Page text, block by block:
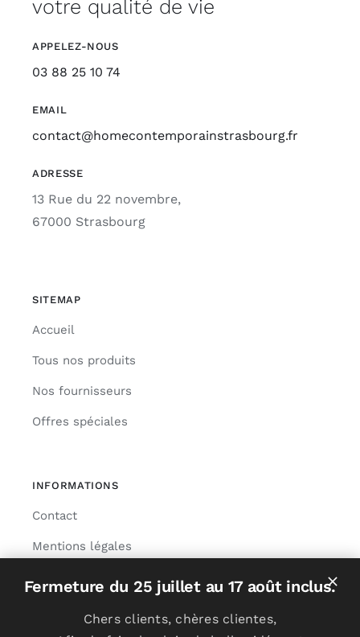
votre qualité de vie
APPELEZ-NOUS
03 88 25 10 74
EMAIL
contact@homecontemporainstrasbourg.fr
ADRESSE
13 Rue du 22 novembre,
67000 Strasbourg
SITEMAP
Accueil
Tous nos produits
Nos fournisseurs
Offres spéciales
INFORMATIONS
Contact
Mentions légales
Fermeture du 25 juillet au 17 août inclus.
Chers clients, chères clientes,